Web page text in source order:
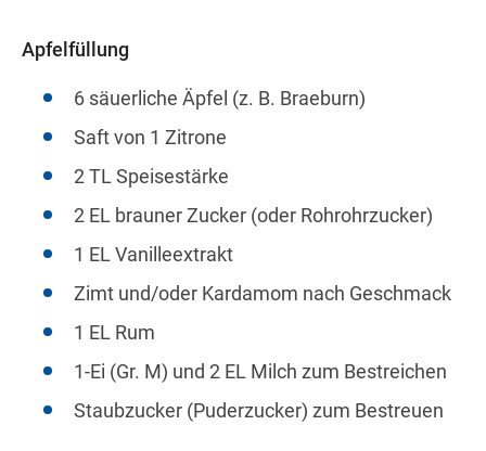
Apfelfüllung
6 säuerliche Äpfel (z. B. Braeburn)
Saft von 1 Zitrone
2 TL Speisestärke
2 EL brauner Zucker (oder Rohrohrzucker)
1 EL Vanilleextrakt
Zimt und/oder Kardamom nach Geschmack
1 EL Rum
1-Ei (Gr. M) und 2 EL Milch zum Bestreichen
Staubzucker (Puderzucker) zum Bestreuen